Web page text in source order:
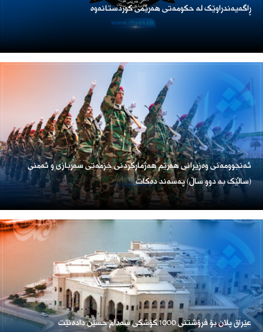
ڕاگەیەندراوێک لە حکومەتی هەرێمی کوردستانەوە
ئەنجوومەنی وەزیرانی هەرێم هەژمارکردنی خزمەتی سەربازی و ئەمنی
(ساڵێک بە دوو ساڵ) پەسەند دەکات
عێراق پلان بۆ فرۆشتنی 1000 کۆشکی سەدام حسێن دادەنێت